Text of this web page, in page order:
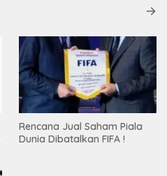
Rencana Jual Saham Piala
Dunia Dibatalkan FIFA !